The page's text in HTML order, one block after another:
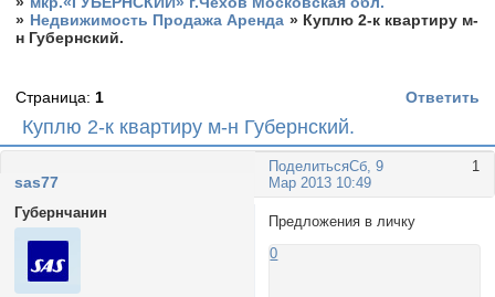
» Недвижимость Продажа Аренда » Куплю 2-к квартиру м-
н Губернский.
Куплю 2-к квартиру м-н Губернский.
Страница: 1 Ответить
Поделиться 1
Сб, 9
Мар 2013 10:49
sas77
Губернчанин
Предложения в личку
0